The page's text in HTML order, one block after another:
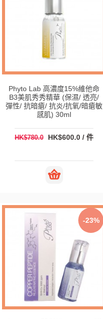
Phyto Lab 高濃度15%維他命
B3美肌秀秀精華 (保濕/ 透亮/
彈性/ 抗暗瘡/ 抗炎/抗氧/暗瘡敏
感肌) 30ml
HK$780.0 HK$600.0 / 件
-23%